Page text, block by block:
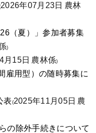
2026年07月23日 農林
（夏）」参加者募集
)
月15日 農林係)
雇用型）の随時募集に
表(2025年11月05日 農
の除外手続きについて